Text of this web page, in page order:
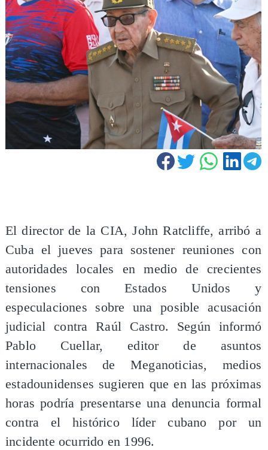
El director de la CIA, John Ratcliffe, arribó a
Cuba el jueves para sostener reuniones con
autoridades locales en medio de crecientes
tensiones con Estados Unidos y
especulaciones sobre una posible acusación
judicial contra Raúl Castro. Según informó
Pablo Cuellar, editor de asuntos
internacionales de Meganoticias, medios
estadounidenses sugieren que en las próximas
horas podría presentarse una denuncia formal
contra el histórico líder cubano por un
incidente ocurrido en 1996.